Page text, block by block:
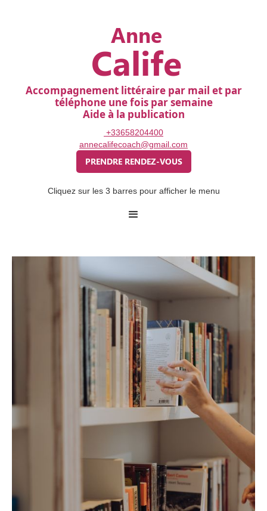
Anne
Calife
Accompagnement littéraire par mail et par
téléphone une fois par semaine
Aide à la publication
+33658204400
annecalifecoach@gmail.com
PRENDRE RENDEZ-VOUS
Cliquez sur les 3 barres pour afficher le menu